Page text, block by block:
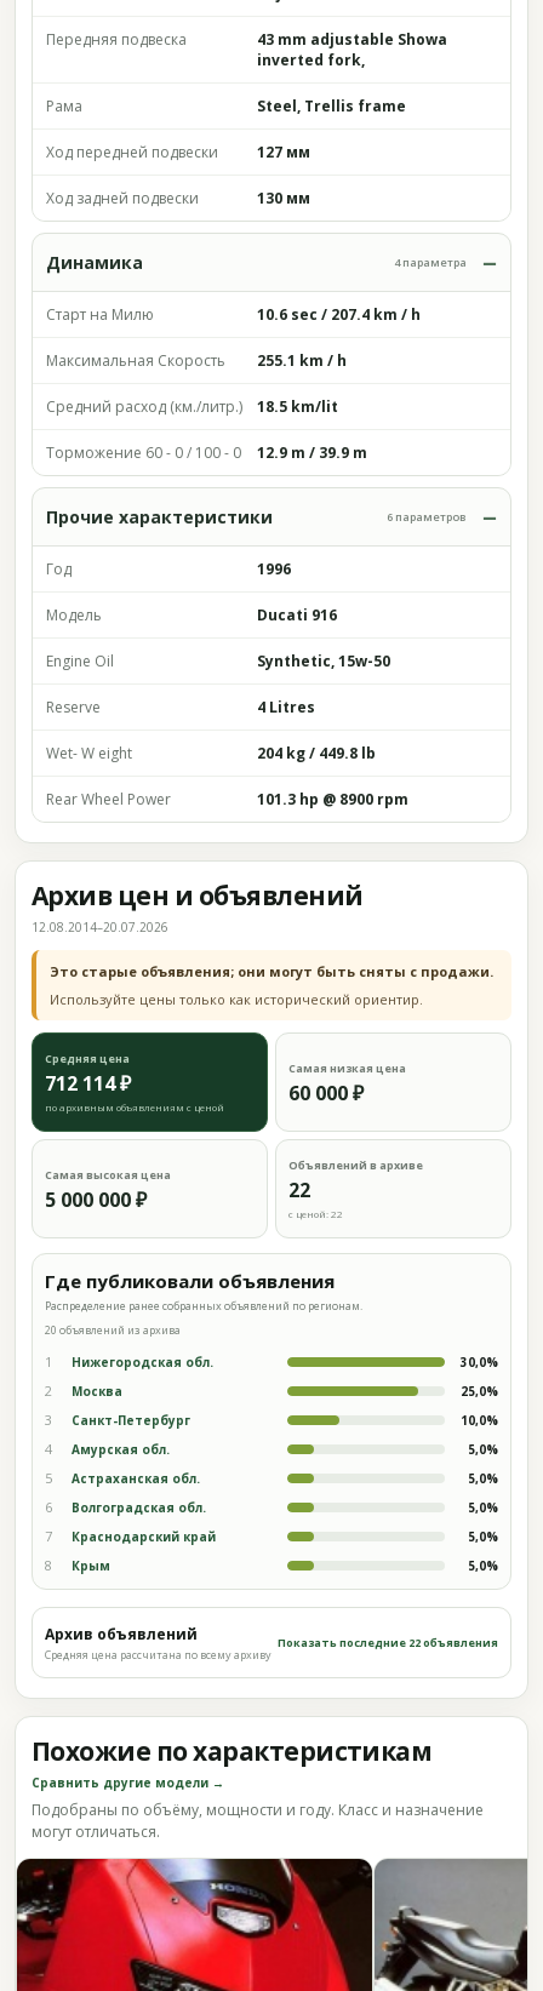
Передняя подвеска
43 mm adjustable Showa
inverted fork,
Рама Steel, Trellis frame
Ход передней подвески 127 мм
Ход задней подвески 130 мм
Динамика 4 параметра
Старт на Милю 10.6 sec / 207.4 km / h
Максимальная Скорость 255.1 km / h
Средний расход (км./литр.) 18.5 km/lit
Торможение 60 - 0 / 100 - 0 12.9 m / 39.9 m
Прочие характеристики 6 параметров
Год 1996
Модель Ducati 916
Engine Oil Synthetic, 15w-50
Reserve 4 Litres
Wet- W eight 204 kg / 449.8 lb
Rear Wheel Power 101.3 hp @ 8900 rpm
Архив цен и объявлений
12.08.2014–20.07.2026
Это старые объявления; они могут быть сняты с продажи.
Используйте цены только как исторический ориентир.
Средняя цена
712 114 ₽
по архивным объявлениям с ценой
Самая низкая цена
60 000 ₽
Самая высокая цена
5 000 000 ₽
Объявлений в архиве
22
с ценой: 22
Где публиковали объявления
Распределение ранее собранных объявлений по регионам.
20 объявлений из архива
1 Нижегородская обл. 30,0%
2 Москва 25,0%
3 Санкт-Петербург 10,0%
4 Амурская обл. 5,0%
5 Астраханская обл. 5,0%
6 Волгоградская обл. 5,0%
7 Краснодарский край 5,0%
8 Крым 5,0%
Архив объявлений
Средняя цена рассчитана по всему архиву
Показать последние 22 объявления
Похожие по характеристикам
Сравнить другие модели →
Подобраны по объёму, мощности и году. Класс и назначение
могут отличаться.